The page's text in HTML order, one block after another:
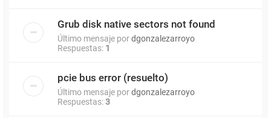
Grub disk native sectors not found
Último mensaje pordgonzalezarroyo
Respuestas: 1
pcie bus error (resuelto)
Último mensaje pordgonzalezarroyo
Respuestas:3